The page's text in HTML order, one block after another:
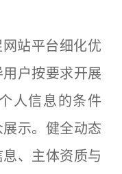
站平台细化优
户按要求开展
人信息的条件
示。健全动态
、主体资质与